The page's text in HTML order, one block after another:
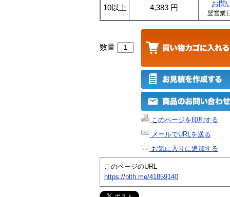
10以上 4,383 円 お問
翌営業
数量
このページを印刷する
メールでURLを送る
お気に入りに追加する
このページのURL
https://plth.me/41859140